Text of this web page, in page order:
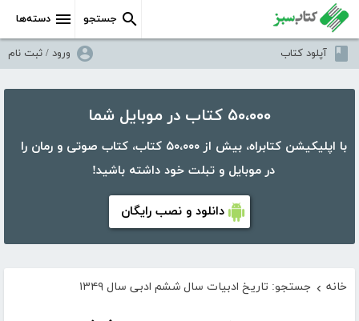
دسته‌ها جستجو
آپلود کتاب ورود / ثبت نام
۵۰،۰۰۰ کتاب در موبایل شما
با اپلیکیشن کتابراه، بیش از ۵۰،۰۰۰ کتاب، کتاب صوتی و رمان را
در موبایل و تبلت خود داشته باشید!
دانلود و نصب رایگان
خانه › جستجو: تاریخ ادبیات سال ششم ادبی سال ۱۳۴۹